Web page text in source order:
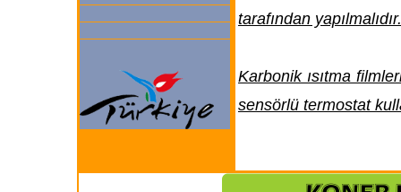
tarafından yapılmalıdır.
Karbonik ısıtma
sensörlü termostat